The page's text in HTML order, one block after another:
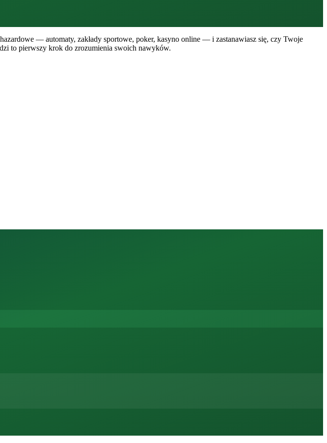
— automaty, zakłady sportowe, poker, kasyno online — i zastanawiasz się, czy Twoje
to pierwszy krok do zrozumienia swoich nawyków.